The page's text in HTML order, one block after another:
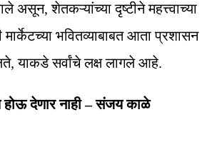
असून, शेतकऱ्यांच्या दृष्टीने महत्त्वाच्या
भवितव्याबाबत आता प्रशासन
याकडे सर्वांचे लक्ष लागले आहे.
होऊ देणार नाही – संजय काळे